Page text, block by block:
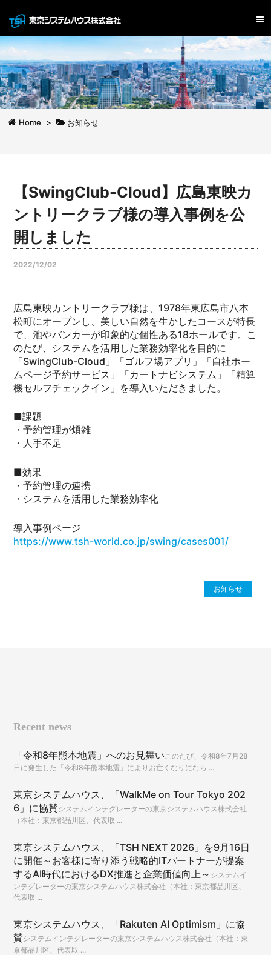
Home > お知らせ
【SwingClub-Cloud】広島東映カ
ントリークラブ様の導入事例を公
開しました
2022/12/02
広島東映カントリークラブ様は、1978年東広島市八本
松町にオープンし、美しい自然を生かしたコースが特長
で、池やバンカーが印象的な個性ある18ホールです。こ
のたび、システムを活用した業務効率化を目的に
「SwingClub-Cloud」「ゴルフ場アプリ」「自社ホー
ムページ予約サービス」「カートナビシステム」「精算
機セルフチェックイン」を導入いただきました。
■課題
・予約管理が煩雑
・人手不足
■効果
・予約管理の連携
・システムを活用した業務効率化
導入事例ページ
https://www.tsh-world.co.jp/swing/cases001/
お知らせ
Recent news
「令和8年熊本地震」へのお見舞い このたび、令和8年7月28
日に発生した「令和8年熊本地震」によりお亡くなりになら ...
東京システムハウス、「WalkMe on Tour Tokyo 202
6」に協賛システムインテグレーターの東京システムハウス株式会社
（本社：東京都品川区、代表取 ...
東京システムハウス、「TSH NEXT 2026」を9月16日
に開催～お客様に寄り添う戦略的ITパートナーが提案
するAI時代におけるDX推進と企業価値向上～ システムイ
ンテグレーターの東京システムハウス株式会社（本社：東京都品川区、
代表取 ...
東京システムハウス、「Rakuten AI Optimism」に協
賛システムインテグレーターの東京システムハウス株式会社（本社：東
京都品川区、代表取 ...